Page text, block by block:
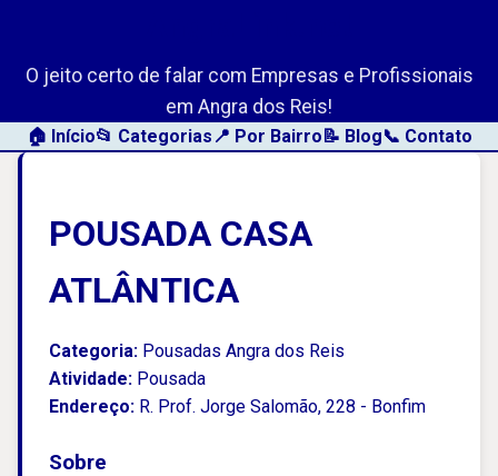
O jeito certo de falar com Empresas e Profissionais
em Angra dos Reis!
🏠 Início📂 Categorias 📍 Por Bairro📝 Blog📞 Contato
POUSADA CASA
ATLÂNTICA
Categoria: Pousadas Angra dos Reis
Atividade: Pousada
Endereço: R. Prof. Jorge Salomão, 228 - Bonfim
Sobre